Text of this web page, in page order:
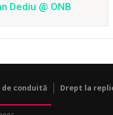
Dediu @ ONB
de conduită Drept la